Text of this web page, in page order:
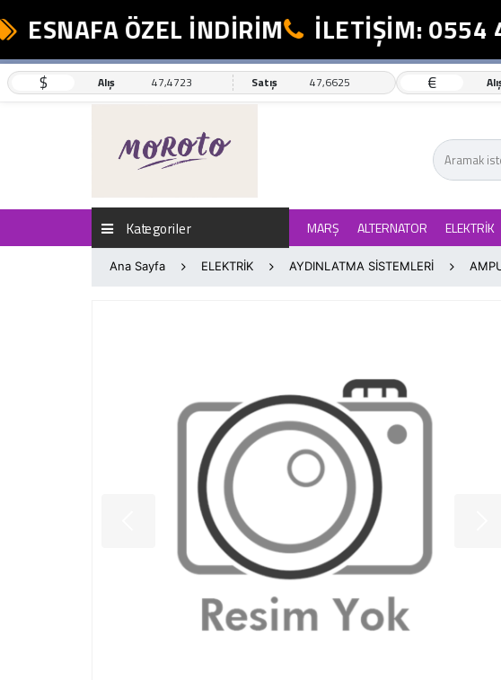
ESNAFA ÖZEL İNDİRİM İLETİŞİM: 0554
$ Alış 47,4723 Satış 47,6625 €
Kategoriler MARŞ ALTERNATOR ELEKTRİK
Ana Sayfa ELEKTRİK AYDINLATMA SİSTEMLERİ